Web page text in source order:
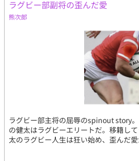
ラグビー部副将の歪んだ愛
熊次郎
ラグビー部主将の屈辱のspinout story
の健太はラグビーエリートだ。移籍し
太のラグビー人生は狂い始め、歪んだ愛